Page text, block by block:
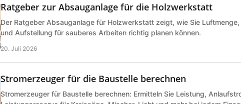
Ratgeber zur Absauganlage für die Holzwerkstatt
Der Ratgeber Absauganlage für Holzwerkstatt zeigt, wie Sie
und Aufstellung für sauberes Arbeiten richtig planen können.
20. Juli 2026
Stromerzeuger für die Baustelle berechnen
Stromerzeuger für Baustelle berechnen: Ermitteln Sie Leistung,